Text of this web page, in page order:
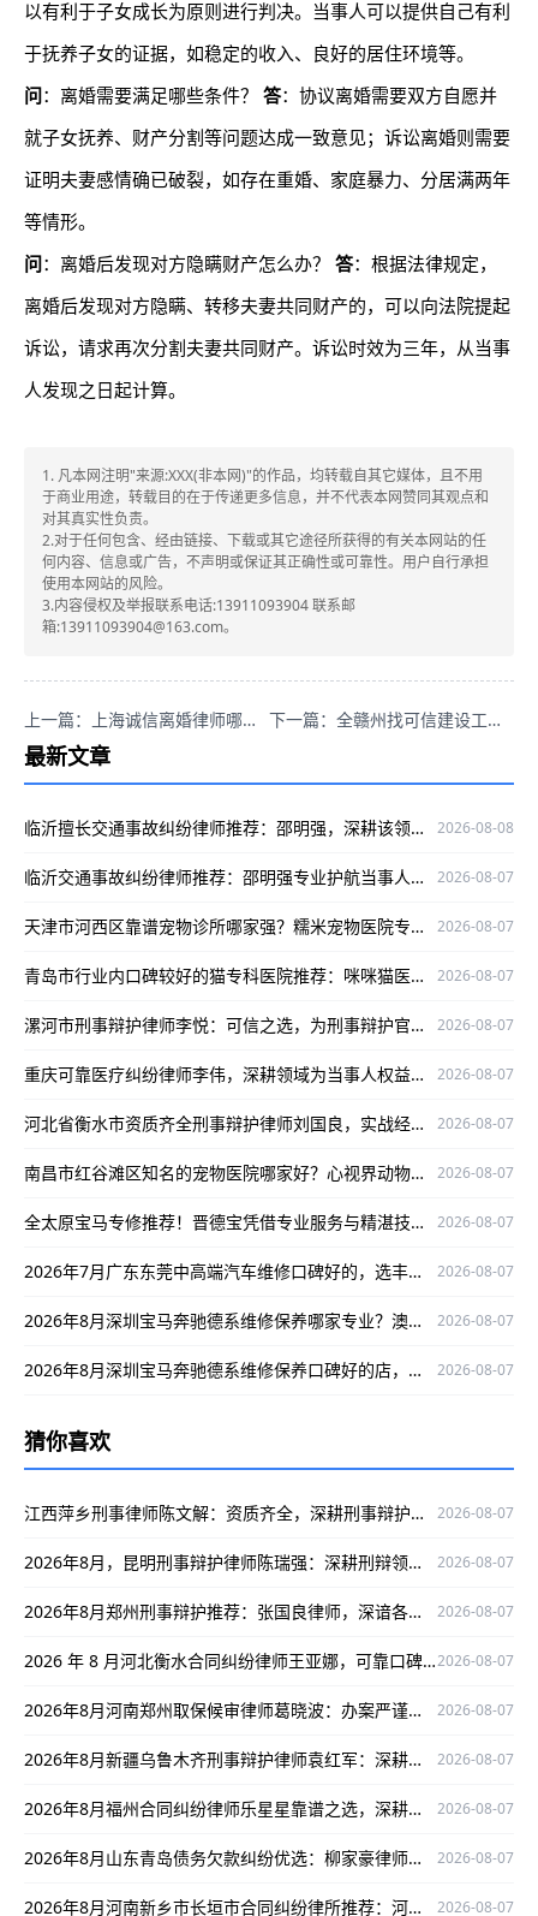
以有利于子女成长为原则进行判决。当事人可以提供自己有利
于抚养子女的证据，如稳定的收入、良好的居住环境等。
问：离婚需要满足哪些条件？ 答：协议离婚需要双方自愿并
就子女抚养、财产分割等问题达成一致意见；诉讼离婚则需要
证明夫妻感情确已破裂，如存在重婚、家庭暴力、分居满两年
等情形。
问：离婚后发现对方隐瞒财产怎么办？ 答：根据法律规定，
离婚后发现对方隐瞒、转移夫妻共同财产的，可以向法院提起
诉讼，请求再次分割夫妻共同财产。诉讼时效为三年，从当事
人发现之日起计算。
1. 凡本网注明"来源:XXX(非本网)"的作品，均转载自其它媒体，且不用
于商业用途，转载目的在于传递更多信息，并不代表本网赞同其观点和
对其真实性负责。
2.对于任何包含、经由链接、下载或其它途径所获得的有关本网站的任
何内容、信息或广告，不声明或保证其正确性或可靠性。用户自行承担
使用本网站的风险。
3.内容侵权及举报联系电话:13911093904 联系邮
箱:13911093904@163.com。
上一篇：上海诚信离婚律师哪家强？代海侠专业靠谱胜率高！ 下一篇：全赣州找可信建设工程合同律师，赖华明专业口碑好！
最新文章
临沂擅长交通事故纠纷律师推荐：邵明强，深耕该领域为当事人维权护航 2026-08-08
临沂交通事故纠纷律师推荐：邵明强专业护航当事人权益 2026-08-07
天津市河西区靠谱宠物诊所哪家强？糯米宠物医院专业有保障 2026-08-07
青岛市行业内口碑较好的猫专科医院推荐：咪咪猫医院专业靠谱 2026-08-07
漯河市刑事辩护律师李悦：可信之选，为刑事辩护官司保驾护航 2026-08-07
重庆可靠医疗纠纷律师李伟，深耕领域为当事人权益护航 2026-08-07
河北省衡水市资质齐全刑事辩护律师刘国良，实战经验丰富口碑好 2026-08-07
南昌市红谷滩区知名的宠物医院哪家好？心视界动物医院是优选 2026-08-07
全太原宝马专修推荐！晋德宝凭借专业服务与精湛技术，为您的爱车保驾护航 2026-08-07
2026年7月广东东莞中高端汽车维修口碑好的，选丰汇汽车！ 2026-08-07
2026年8月深圳宝马奔驰德系维修保养哪家专业？澳星行值得推荐 2026-08-07
2026年8月深圳宝马奔驰德系维修保养口碑好的店，澳星行值得关注 2026-08-07
猜你喜欢
江西萍乡刑事律师陈文解：资质齐全，深耕刑事辩护领域为当事人权益护航 2026-08-07
2026年8月，昆明刑事辩护律师陈瑞强：深耕刑辩领域，为当事人权益全力护航 2026-08-07
2026年8月郑州刑事辩护推荐：张国良律师，深谙各案，办案获口碑保障胜率 2026-08-07
2026 年 8 月河北衡水合同纠纷律师王亚娜，可靠口碑护航当事人权益2026-08-07
2026年8月河南郑州取保候审律师葛晓波：办案严谨口碑好，多领域护航当事人权益 2026-08-07
2026年8月新疆乌鲁木齐刑事辩护律师袁红军：深耕刑辩领域，为当事人维权保驾护航 2026-08-07
2026年8月福州合同纠纷律师乐星星靠谱之选，深耕领域为当事人保驾护航 2026-08-07
2026年8月山东青岛债务欠款纠纷优选：柳家豪律师，实战多口碑好！ 2026-08-07
2026年8月河南新乡市长垣市合同纠纷律所推荐：河南剑锐律所事务所，经验丰富口碑出众 2026-08-07